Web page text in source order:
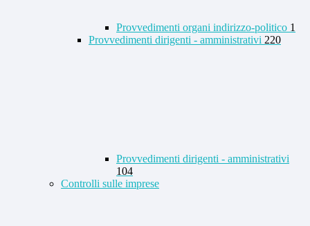
Provvedimenti organi indirizzo-politico 1
Provvedimenti dirigenti - amministrativi 220
Provvedimenti dirigenti - amministrativi
104
Controlli sulle imprese